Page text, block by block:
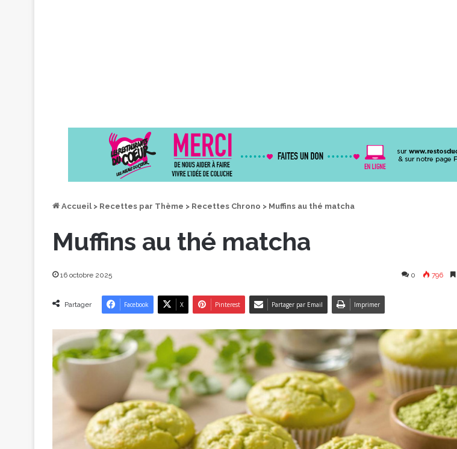
Accueil > Recettes par Thème > Recettes Chrono > Muffins au thé matcha
Muffins au thé matcha
16 octobre 2025 0 796
Partager Facebook X Pinterest Partager par Email Imprimer